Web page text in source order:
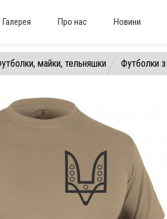
Галерея Про нас Новини
майки, тельняшки Футболки